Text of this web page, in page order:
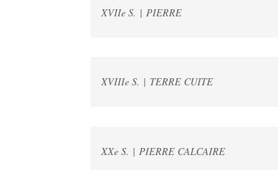
XVIIe S. | PIERRE
XVIIIe S. | TERRE CUITE
XXe S. | PIERRE CALCAIRE